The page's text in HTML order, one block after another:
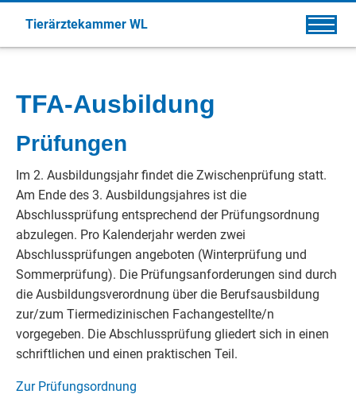
Tierärztekammer WL
TFA-Ausbildung
Prüfungen
Im 2. Ausbildungsjahr findet die Zwischenprüfung statt.
Am Ende des 3. Ausbildungsjahres ist die
Abschlussprüfung entsprechend der Prüfungsordnung
abzulegen. Pro Kalenderjahr werden zwei
Abschlussprüfungen angeboten (Winterprüfung und
Sommerprüfung). Die Prüfungsanforderungen sind durch
die Ausbildungsverordnung über die Berufsausbildung
zur/zum Tiermedizinischen Fachangestellte/n
vorgegeben. Die Abschlussprüfung gliedert sich in einen
schriftlichen und einen praktischen Teil.
Zur Prüfungsordnung